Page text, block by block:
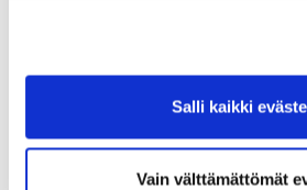
Salli kaikki
Vain välttämättömät